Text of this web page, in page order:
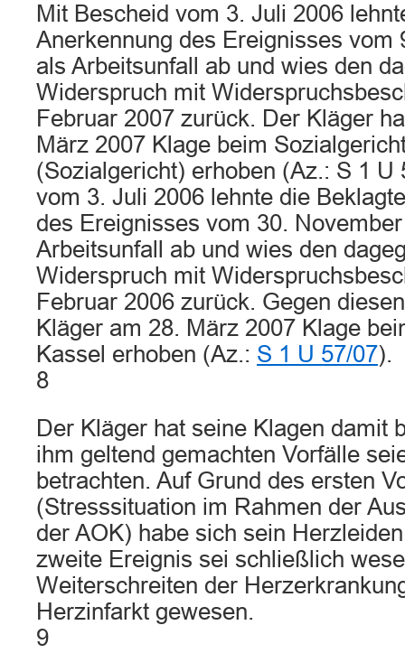
Mit Bescheid vom 3. Juli 2006
Anerkennung des Ereignisses vom
als Arbeitsunfall ab und wies den
Widerspruch mit
Februar 2007 zurück. Der Kläger
März 2007 Klage beim
(Sozialgericht) erhoben (Az.: S 1 U
vom 3. Juli 2006 lehnte die
des Ereignisses vom 30.
Arbeitsunfall ab und wies den
Widerspruch mit
Februar 2006 zurück. Gegen
Kläger am 28. März 2007 Klage
Kassel erhoben (Az.: S 1 U 57/07).
8
Der Kläger hat seine Klagen damit
ihm geltend gemachten Vorfälle
betrachten. Auf Grund des ersten
(Stresssituation im Rahmen der
der AOK) habe sich sein
zweite Ereignis sei schließlich
Weiterschreiten der
Herzinfarkt gewesen.
9